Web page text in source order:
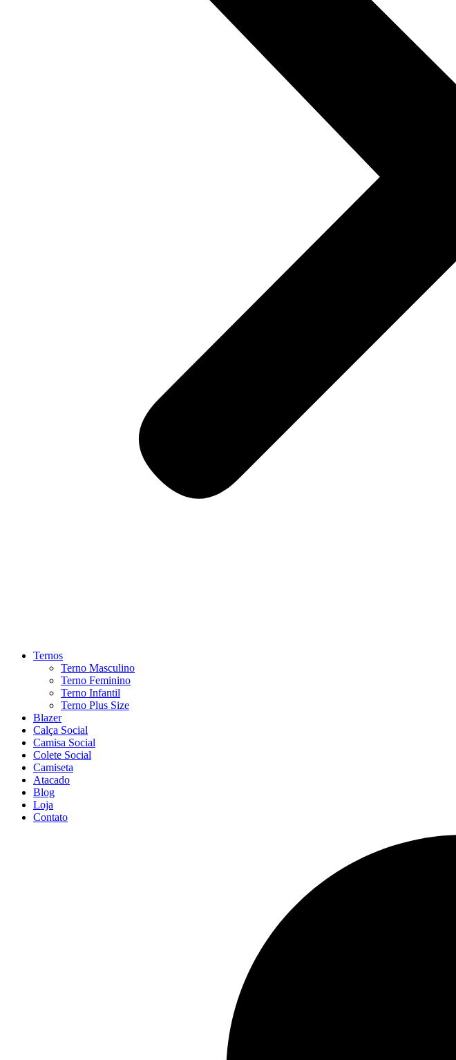
Ternos
Terno Masculino
Terno Feminino
Terno Infantil
Terno Plus Size
Blazer
Calça Social
Camisa Social
Colete Social
Camiseta
Atacado
Blog
Loja
Contato